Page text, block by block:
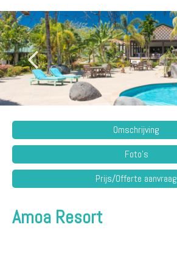
Omschrijving
Foto's
Prijs/Offerte aanvraag
Amoa Resort